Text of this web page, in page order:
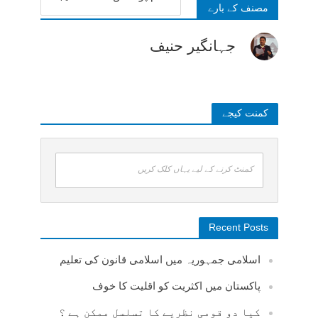
مصنف کے بارے
جہانگیر حنیف
کمنت کیجے
کمنٹ کرنے کے لیے یہاں کلک کریں
Recent Posts
اسلامی جمہوریہ میں اسلامی قانون کی تعلیم
پاکستان میں اکثریت کو اقلیت کا خوف
کیا دو قومی نظریے کا تسلسل ممکن ہے ؟